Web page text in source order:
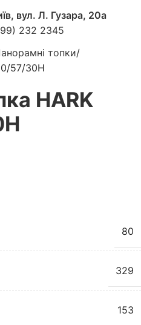
вул. Л. Гузара, 20а
232 2345
топки
57/30H
HARK
80
329
153